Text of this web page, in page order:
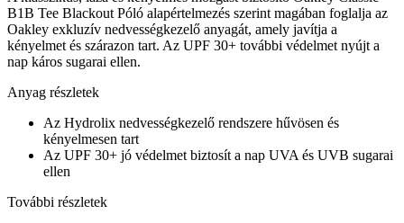
B1B Tee Blackout Póló alapértelmezés szerint magában foglalja az
Oakley exkluzív nedvességkezelő anyagát, amely javítja a
kényelmet és szárazon tart. Az UPF 30+ további védelmet nyújt a
nap káros sugarai ellen.
Anyag részletek
Az Hydrolix nedvességkezelő rendszere hűvösen és
kényelmesen tart
Az UPF 30+ jó védelmet biztosít a nap UVA és UVB sugarai
ellen
További részletek